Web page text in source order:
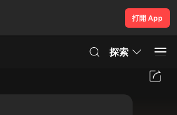
打開 App
探索